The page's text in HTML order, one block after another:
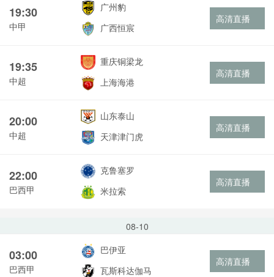
19:30
中甲
广州豹
广西恒宸
高清直播
19:35
中超
重庆铜梁龙
上海海港
高清直播
20:00
中超
山东泰山
天津津门虎
高清直播
22:00
巴西甲
克鲁塞罗
米拉索
高清直播
08-10
03:00
巴西甲
巴伊亚
瓦斯科达伽马
高清直播